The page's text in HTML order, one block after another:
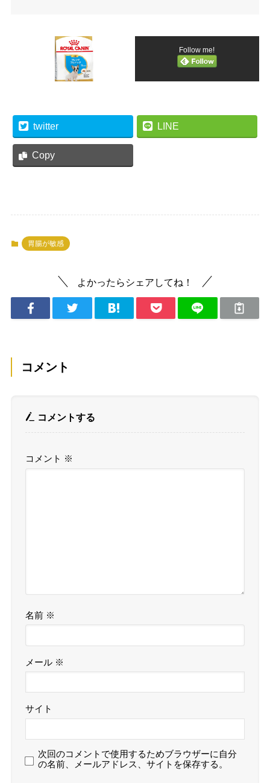
Follow me!
twitter LINE
Copy
胃腸が敏感
よかったらシェアしてね！
コメント
コメントする
コメント ※
名前 ※
メール ※
サイト
次回のコメントで使用するためブラウザーに自分
の名前、メールアドレス、サイトを保存する。